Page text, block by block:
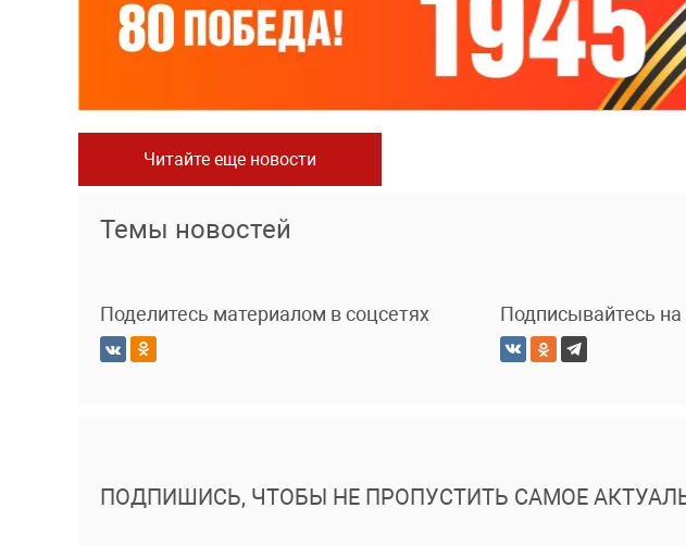
Читайте еще новости
Темы новостей
Поделитесь материалом в соцсетях Подписывайтесь на
ПОДПИШИСЬ, ЧТОБЫ НЕ ПРОПУСТИТЬ САМОЕ